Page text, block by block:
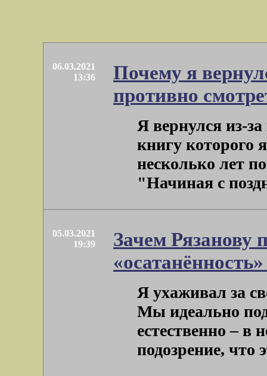
06.03.2021
13:36
Почему я
противно
Я вернулся из-
книгу которого
несколько лет
"Начиная с
05.03.2021
19:39
Зачем Рязанову
Я ухаживал за
Мы идеально
естественно – в
подозрение, что